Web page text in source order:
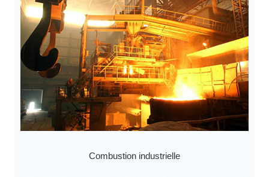
Combustion industrielle